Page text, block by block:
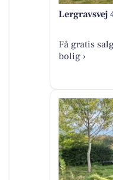
Lergravsvej
Få gratis
bolig ›